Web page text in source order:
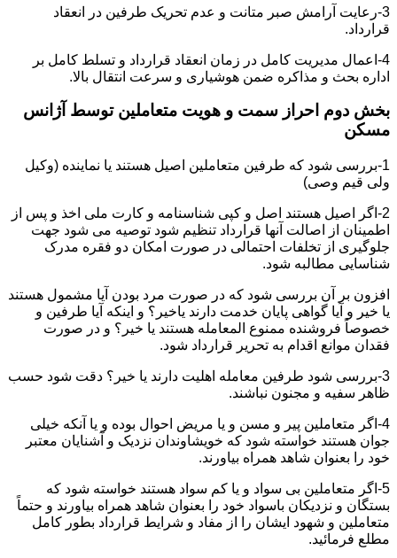
3-رعایت آرامش صبر متانت و عدم تحریک طرفین در انعقاد
قرارداد.
4-اعمال مدیریت کامل در زمان انعقاد قرارداد و تسلط کامل بر
اداره بحث و مذاکره ضمن هوشیاری و سرعت انتقال بالا.
بخش دوم احراز سمت و هویت متعاملین توسط آژانس
مسکن
1-بررسی شود که طرفین متعاملین اصیل هستند یا نماینده (وکیل
ولی قیم وصی)
2-اگر اصیل هستند اصل و کپی شناسنامه و کارت ملی اخذ و پس از
اطمینان از اصالت آنها قرارداد تنظیم شود توصیه می شود جهت
جلوگیری از تخلفات احتمالی در صورت امکان دو فقره مدرک
شناسایی مطالبه شود.
افزون بر آن بررسی شود که در صورت مرد بودن آیا مشمول هستند
یا خیر و آیا گواهی پایان خدمت دارند یاخیر؟ و اینکه آیا طرفین و
خصوصاً فروشنده ممنوع المعامله هستند یا خیر؟ و در صورت
فقدان موانع اقدام به تحریر قرارداد شود.
3-بررسی شود طرفین معامله اهلیت دارند یا خیر؟ دقت شود حسب
ظاهر سفیه و مجنون نباشند.
4-اگر متعاملین پیر و مسن و یا مریض احوال بوده و یا آنکه خیلی
جوان هستند خواسته شود که خویشاوندان نزدیک و آشنایان معتبر
خود را بعنوان شاهد همراه بیاورند.
5-اگر متعاملین بی سواد و یا کم سواد هستند خواسته شود که
بستگان و نزدیکان باسواد خود را بعنوان شاهد همراه بیاورند و حتماً
متعاملین و شهود ایشان را از مفاد و شرایط قرارداد بطور کامل
مطلع فرمائید.